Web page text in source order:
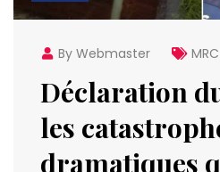
By Webmaster
Déclaration
les
dramatiques